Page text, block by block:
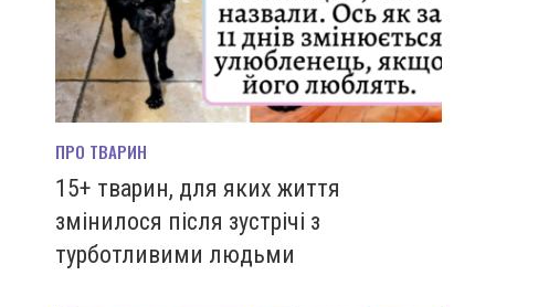
ПРО ТВАРИН
15+ тварин, для яких життя
змінилося після зустрічі з
турботливими людьми